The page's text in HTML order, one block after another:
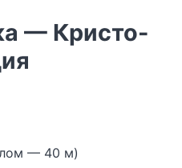
— Кристо-
— 40 м)